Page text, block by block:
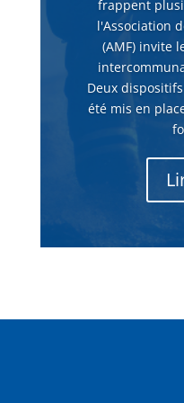
frappent
l'Association
(AMF) invite
Deux
été mis en